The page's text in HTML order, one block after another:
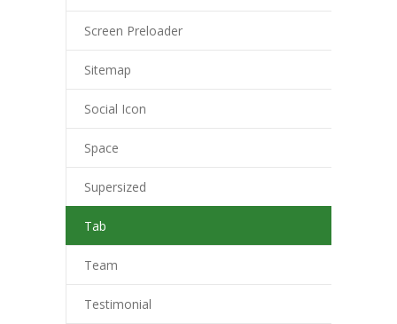
Screen Preloader
Sitemap
Social Icon
Space
Supersized
Tab
Team
Testimonial